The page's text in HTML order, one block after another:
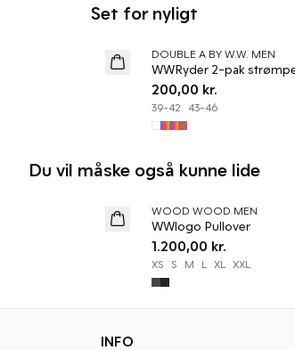
Set for nyligt
News
DOUBLE A BY W.W. MEN
WWRyder 2-pak
200,00 kr.
39-42 43-46
Du vil måske også kunne lide
News
WOOD WOOD MEN
WWlogo Pullover
1.200,00 kr.
XS S M L XL XXL
INFO